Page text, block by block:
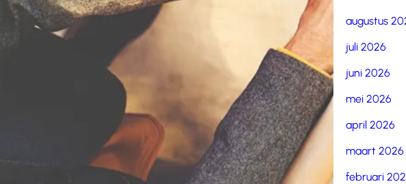
augustus
juli 2026
juni 2026
mei 2026
april 2026
maart 2026
februari